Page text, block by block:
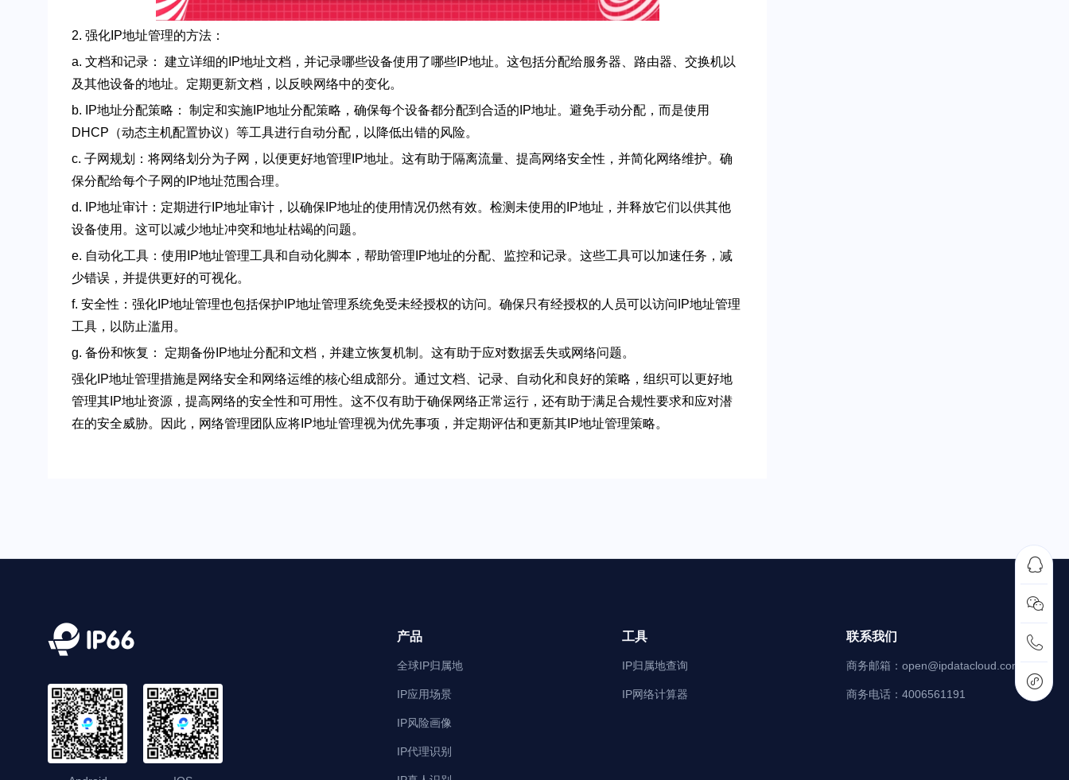
2. 强化IP地址管理的方法：
a. 文档和记录： 建立详细的IP地址文档，并记录哪些设备使用了哪些IP地址。这包括分配给服务器、路由器、交换机以
及其他设备的地址。定期更新文档，以反映网络中的变化。
b. IP地址分配策略： 制定和实施IP地址分配策略，确保每个设备都分配到合适的IP地址。避免手动分配，而是使用
DHCP（动态主机配置协议）等工具进行自动分配，以降低出错的风险。
c. 子网规划：将网络划分为子网，以便更好地管理IP地址。这有助于隔离流量、提高网络安全性，并简化网络维护。确
保分配给每个子网的IP地址范围合理。
d. IP地址审计：定期进行IP地址审计，以确保IP地址的使用情况仍然有效。检测未使用的IP地址，并释放它们以供其他
设备使用。这可以减少地址冲突和地址枯竭的问题。
e. 自动化工具：使用IP地址管理工具和自动化脚本，帮助管理IP地址的分配、监控和记录。这些工具可以加速任务，减
少错误，并提供更好的可视化。
f. 安全性：强化IP地址管理也包括保护IP地址管理系统免受未经授权的访问。确保只有经授权的人员可以访问IP地址管理
工具，以防止滥用。
g. 备份和恢复： 定期备份IP地址分配和文档，并建立恢复机制。这有助于应对数据丢失或网络问题。
强化IP地址管理措施是网络安全和网络运维的核心组成部分。通过文档、记录、自动化和良好的策略，组织可以更好地
管理其IP地址资源，提高网络的安全性和可用性。这不仅有助于确保网络正常运行，还有助于满足合规性要求和应对潜
在的安全威胁。因此，网络管理团队应将IP地址管理视为优先事项，并定期评估和更新其IP地址管理策略。
产品
全球IP归属地
IP应用场景
IP风险画像
IP代理识别
工具
IP归属地查询
IP网络计算器
联系我们
商务邮箱：open@ipdatacloud.com
商务电话：4006561191



